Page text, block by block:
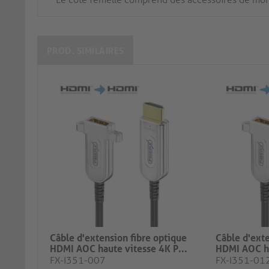
Câble d'extension fibre optique
HDMI AOC haute vitesse 4K P...
FX-I351-007
Câble
HDMI AOC
FX-I351-